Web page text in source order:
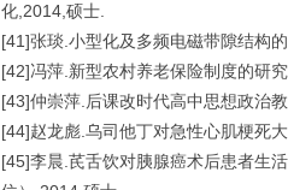
化,2014,硕士.
[41]张琰.小型化及多频电磁带隙结构
[42]冯萍.新型农村养老保险制度的研
[43]仲崇萍.后课改时代高中思想政治
[44]赵龙彪.乌司他丁对急性心肌梗死
[45]李晨.芪舌饮对胰腺癌术后患者生